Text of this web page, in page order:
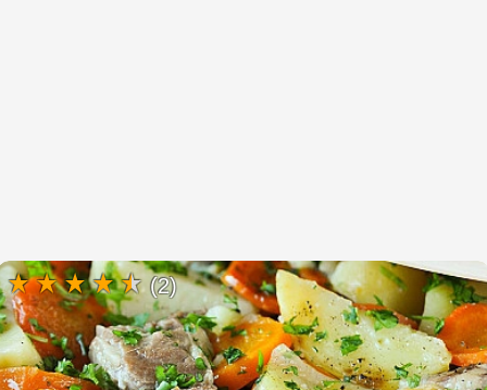
(2)